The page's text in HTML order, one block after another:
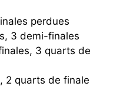
perdues
3 demi-finales
3 quarts de
2 quarts de finale